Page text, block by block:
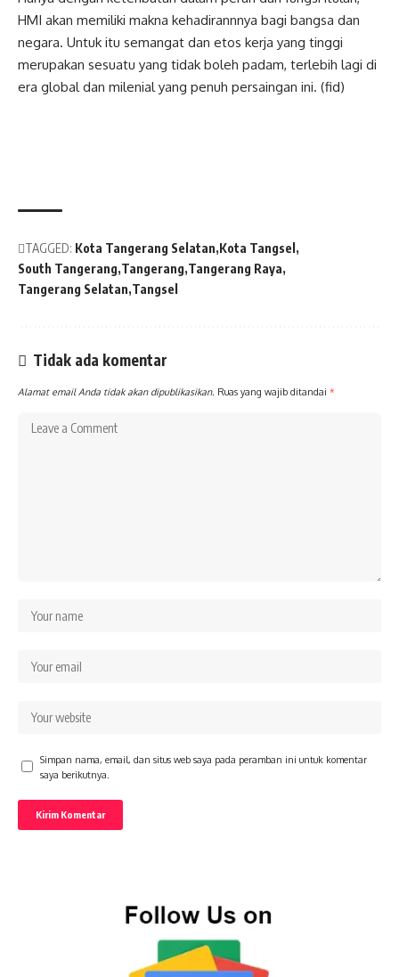
HMI akan memiliki makna kehadirannnya bagi bangsa dan
negara. Untuk itu semangat dan etos kerja yang tinggi
merupakan sesuatu yang tidak boleh padam, terlebih lagi di
era global dan milenial yang penuh persaingan ini. (fid)
TAGGED: Kota Tangerang Selatan Kota Tangsel
South Tangerang Tangerang Tangerang Raya
Tangerang Selatan Tangsel
Tidak ada komentar
Alamat email Anda tidak akan dipublikasikan. Ruas yang wajib ditandai *
Simpan nama, email, dan situs web saya pada peramban ini untuk komentar
saya berikutnya.